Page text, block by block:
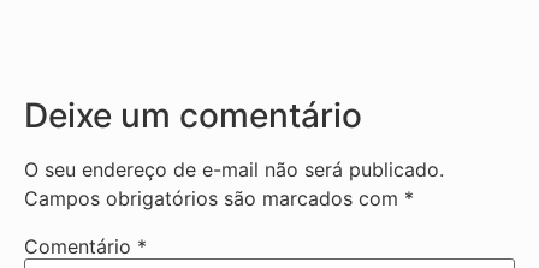
Deixe um comentário
O seu endereço de e-mail não será publicado.
Campos obrigatórios são marcados com *
Comentário *